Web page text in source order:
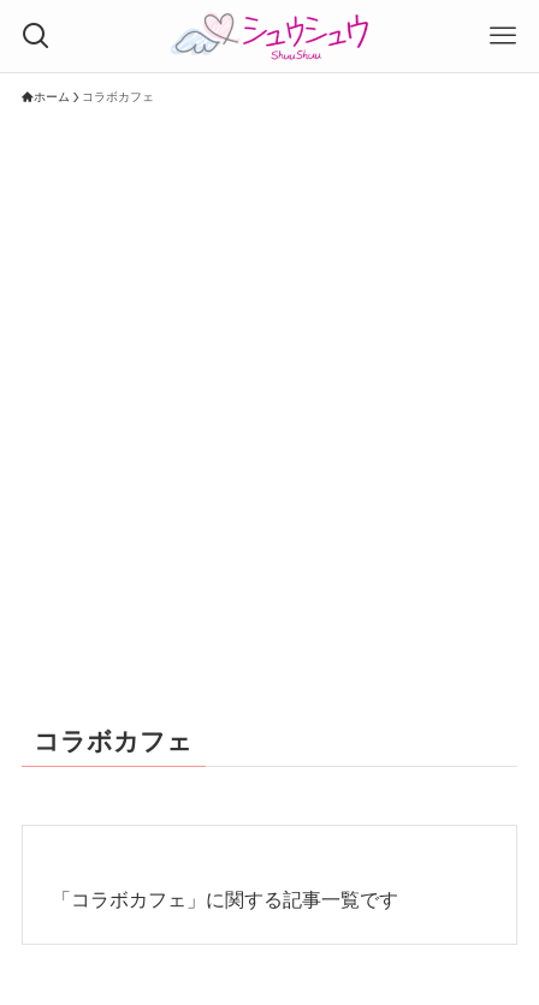
ホーム コラボカフェ
コラボカフェ
「コラボカフェ」に関する記事一覧です